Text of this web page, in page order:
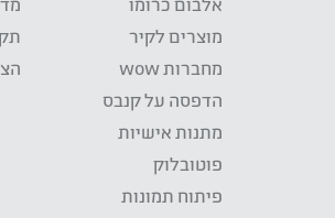
מוצרים לקיר
מחברות wow
הדפסה על קנבס
מתנות אישיות
פוטובלוק
פיתוח תמונות